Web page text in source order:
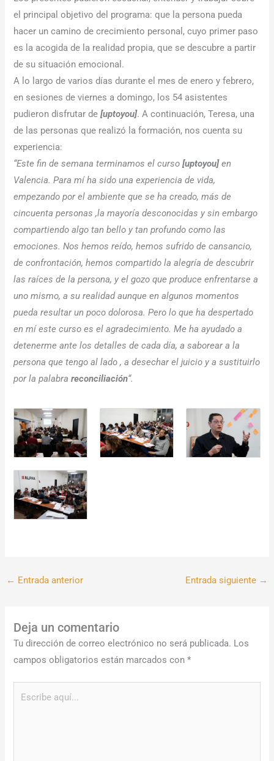
el principal objetivo del programa: que la persona pueda
hacer un camino de crecimiento personal, cuyo primer paso
es la acogida de la realidad propia, que se descubre a partir
de su situación emocional.
A lo largo de varios días durante el mes de enero y febrero,
en sesiones de viernes a domingo, los 54 asistentes
pudieron disfrutar de[uptoyou]. A continuación, Teresa, una
de las personas que realizó la formación, nos cuenta su
experiencia:
“Este fin de semana terminamos el curso[uptoyou] en
Valencia. Para mí ha sido una experiencia de vida,
empezando por el ambiente que se ha creado, más de
cincuenta personas ,la mayoría desconocidas y sin embargo
compartiendo algo tan bello y tan profundo como las
emociones. Nos hemos reído, hemos sufrido de cansancio,
de confrontación, hemos compartido la alegría de descubrir
las raíces de la persona, y el gozo que produce enfrentarse a
uno mismo, a su realidad aunque en algunos momentos
pueda resultar un poco dolorosa. Pero lo que ha despertado
en mí este curso es el agradecimiento. Me ha ayudado a
detenerme ante los detalles de cada día, a saborear a la
persona que tengo al lado , a desechar el juicio y a sustituirlo
por la palabrareconciliación“.
← Entrada anterior Entrada siguiente →
Deja un comentario
Tu dirección de correo electrónico no será publicada. Los
campos obligatorios están marcados con*